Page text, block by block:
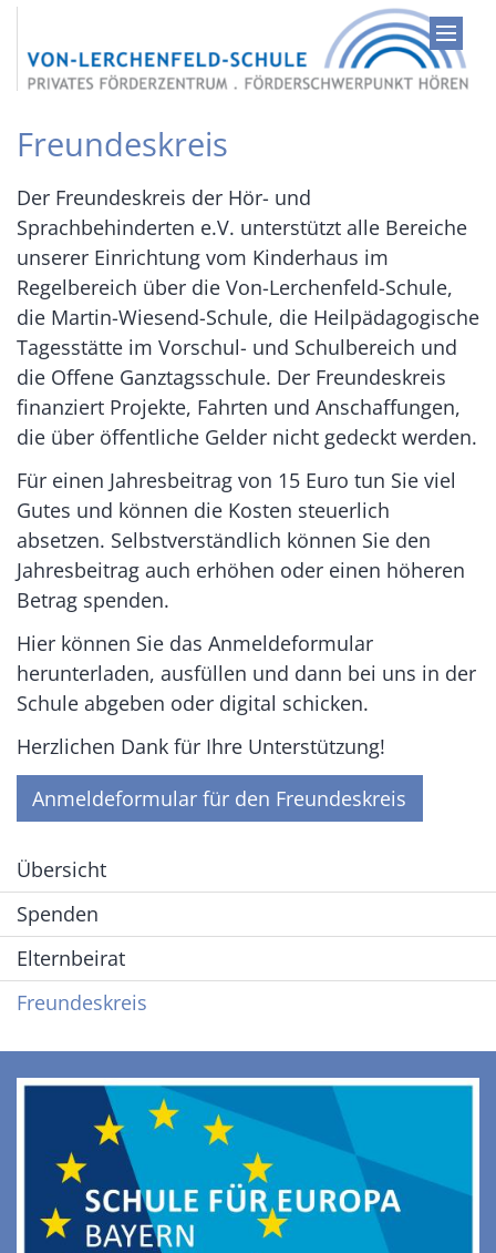
Zum Inhalt springen
Freundeskreis
Der Freundeskreis der Hör- und
Sprachbehinderten e.V. unterstützt alle Bereiche
unserer Einrichtung vom Kinderhaus im
Regelbereich über die Von-Lerchenfeld-Schule,
die Martin-Wiesend-Schule, die Heilpädagogische
Tagesstätte im Vorschul- und Schulbereich und
die Offene Ganztagsschule. Der Freundeskreis
finanziert Projekte, Fahrten und Anschaffungen,
die über öffentliche Gelder nicht gedeckt werden.
Für einen Jahresbeitrag von 15 Euro tun Sie viel
Gutes und können die Kosten steuerlich
absetzen. Selbstverständlich können Sie den
Jahresbeitrag auch erhöhen oder einen höheren
Betrag spenden.
Hier können Sie das Anmeldeformular
herunterladen, ausfüllen und dann bei uns in der
Schule abgeben oder digital schicken.
Herzlichen Dank für Ihre Unterstützung!
Anmeldeformular für den Freundeskreis
Übersicht
Spenden
Elternbeirat
Freundeskreis